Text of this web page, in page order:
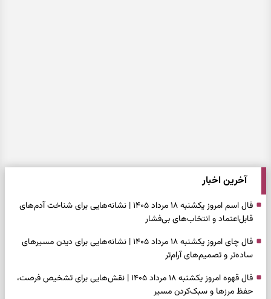
آخرین اخبار
فال اسم امروز یکشنبه ۱۸ مرداد ۱۴۰۵ | نشانه‌هایی برای شناخت آدم‌های
قابل‌اعتماد و انتخاب‌های بی‌فشار
فال چای امروز یکشنبه ۱۸ مرداد ۱۴۰۵ | نشانه‌هایی برای دیدن مسیرهای
ساده‌تر و تصمیم‌های آرام‌تر
فال قهوه امروز یکشنبه ۱۸ مرداد ۱۴۰۵ | نقش‌هایی برای تشخیص فرصت،
حفظ مرزها و سبک‌کردن مسیر